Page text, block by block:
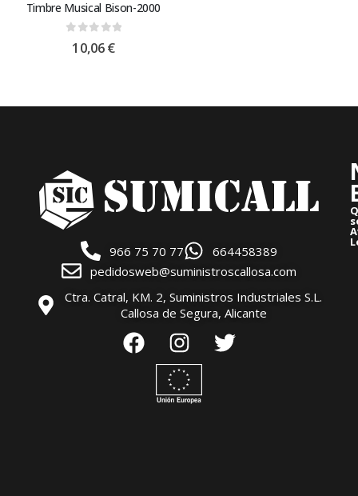
Timbre Musical Bison-2000
out of 5
10,06€
966 75 70 77
664458389
pedidosweb@suministroscallosa.com
Ctra. Catral, KM. 2, Suministros Industriales S.L.
Callosa de Segura, Alicante